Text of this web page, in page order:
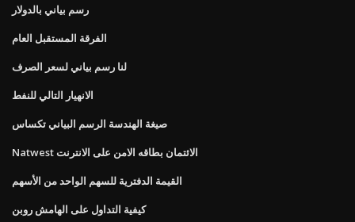
رسم بياني بالدولار
الفرقة المستقبل العام
لنا رسم بياني لسعر الصرف
الانهيار التالي للنفط
صيغة الهندسة الرسم البياني تكساس
Natwest الائتمان بطاقه الامن على الانترنت
القيمة الدفترية للسهم الواحد من الأسهم
كيفية التداول على الهامش روبن